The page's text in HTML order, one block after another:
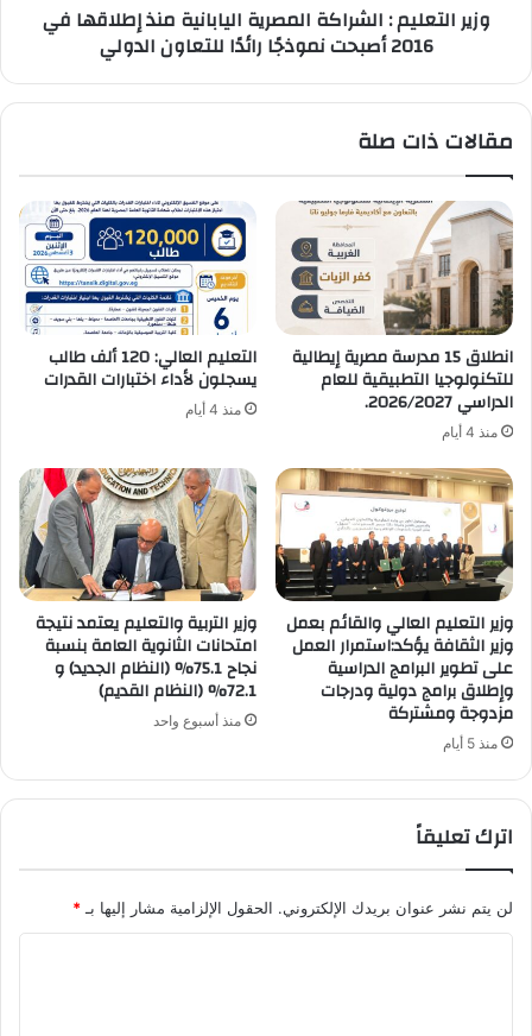
2016
الدولي
وزير التعليم : الشراكة المصرية اليابانية منذ إطلاقها في
2016 أصبحت نموذجًا رائدًا للتعاون الدولي
مقالات ذات صلة
انطلاق 15 مدرسة مصرية إيطالية
للتكنولوجيا التطبيقية للعام
الدراسي 2026/2027.
منذ 4 أيام
التعليم العالي: 120 ألف طالب
يسجلون لأداء اختبارات القدرات
منذ 4 أيام
وزير التعليم العالي والقائم بعمل
وزير الثقافة يؤكد:استمرار العمل
على تطوير البرامج الدراسية
وإطلاق برامج دولية ودرجات
مزدوجة ومشتركة
منذ 5 أيام
وزير التربية والتعليم يعتمد نتيجة
امتحانات الثانوية العامة بنسبة
نجاح 75.1% (النظام الجديد) و
72.1% (النظام القديم)
منذ أسبوع واحد
اترك تعليقاً
لن يتم نشر عنوان بريدك الإلكتروني. الحقول الإلزامية مشار إليها بـ*